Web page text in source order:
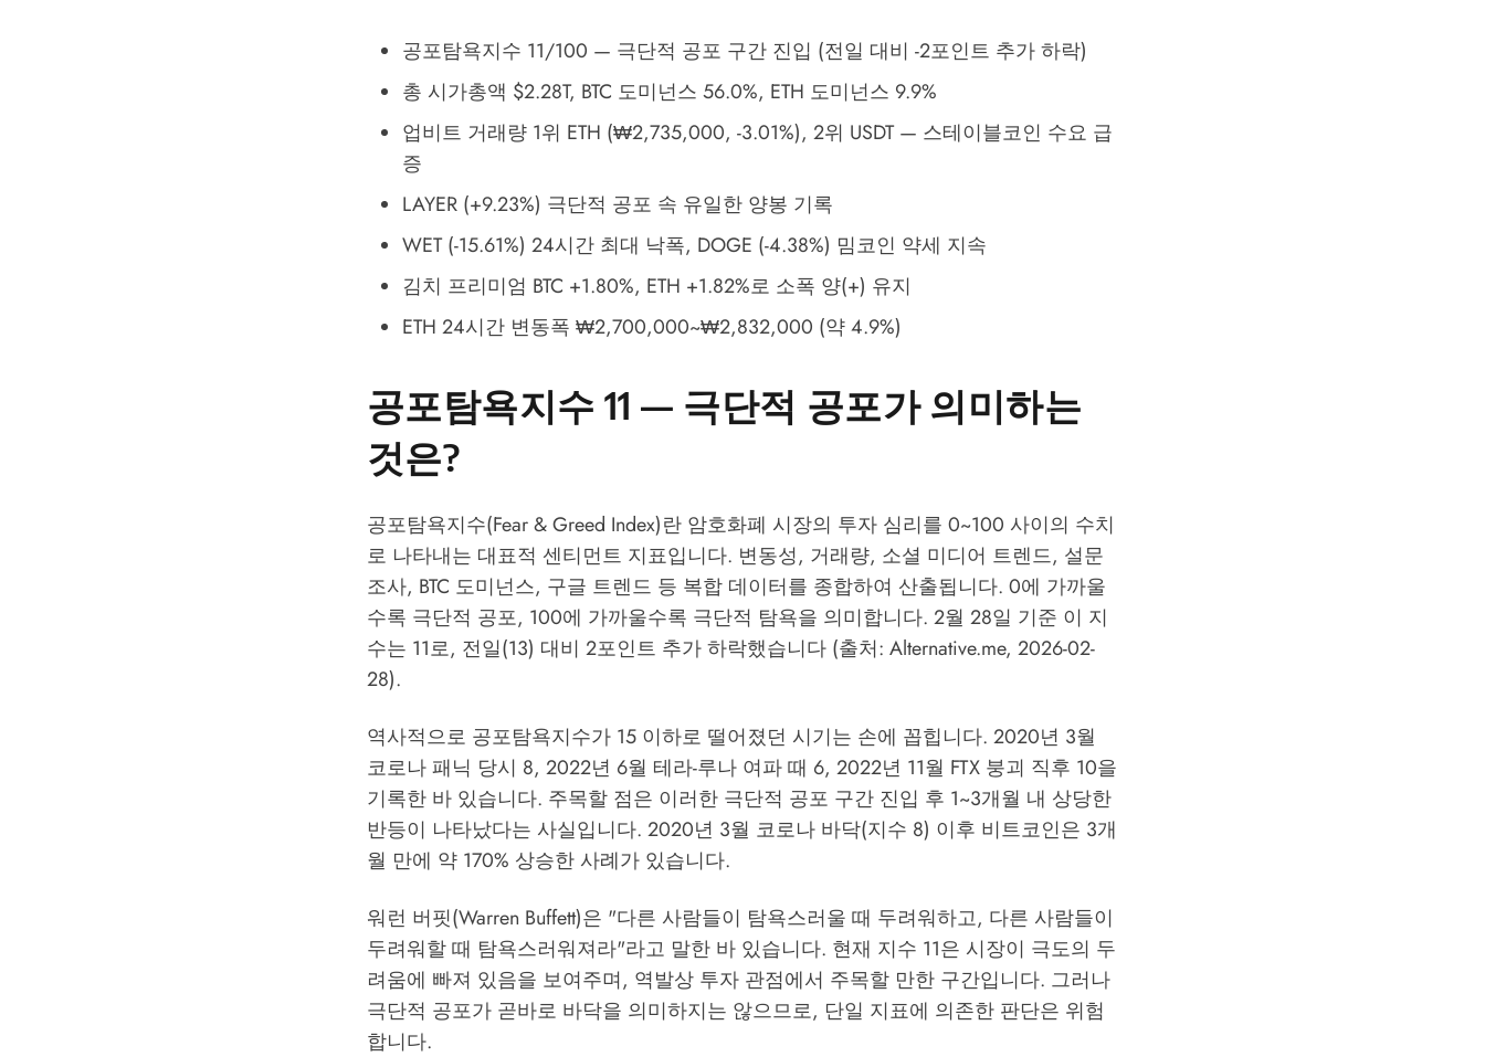
공포탐욕지수 11/100 — 극단적 공포 구간 진입 (전일 대비 -2포인트 추가 하락)
총 시가총액 $2.28T, BTC 도미넌스 56.0%, ETH 도미넌스 9.9%
업비트 거래량 1위 ETH (₩2,735,000, -3.01%), 2위 USDT — 스테이블코인 수요 급
증
LAYER (+9.23%) 극단적 공포 속 유일한 양봉 기록
WET (-15.61%) 24시간 최대 낙폭, DOGE (-4.38%) 밈코인 약세 지속
김치 프리미엄 BTC +1.80%, ETH +1.82%로 소폭 양(+) 유지
ETH 24시간 변동폭 ₩2,700,000~₩2,832,000 (약 4.9%)
공포탐욕지수 11 — 극단적 공포가 의미하는
것은?
공포탐욕지수(Fear & Greed Index)란 암호화폐 시장의 투자 심리를 0~100 사이의 수치
로 나타내는 대표적 센티먼트 지표입니다. 변동성, 거래량, 소셜 미디어 트렌드, 설문
조사, BTC 도미넌스, 구글 트렌드 등 복합 데이터를 종합하여 산출됩니다. 0에 가까울
수록 극단적 공포, 100에 가까울수록 극단적 탐욕을 의미합니다. 2월 28일 기준 이 지
수는 11로, 전일(13) 대비 2포인트 추가 하락했습니다 (출처: Alternative.me, 2026-02-
28).
역사적으로 공포탐욕지수가 15 이하로 떨어졌던 시기는 손에 꼽힙니다. 2020년 3월
코로나 패닉 당시 8, 2022년 6월 테라-루나 여파 때 6, 2022년 11월 FTX 붕괴 직후 10을
기록한 바 있습니다. 주목할 점은 이러한 극단적 공포 구간 진입 후 1~3개월 내 상당한
반등이 나타났다는 사실입니다. 2020년 3월 코로나 바닥(지수 8) 이후 비트코인은 3개
월 만에 약 170% 상승한 사례가 있습니다.
워런 버핏(Warren Buffett)은 "다른 사람들이 탐욕스러울 때 두려워하고, 다른 사람들이
두려워할 때 탐욕스러워져라"라고 말한 바 있습니다. 현재 지수 11은 시장이 극도의 두
려움에 빠져 있음을 보여주며, 역발상 투자 관점에서 주목할 만한 구간입니다. 그러나
극단적 공포가 곧바로 바닥을 의미하지는 않으므로, 단일 지표에 의존한 판단은 위험
합니다.